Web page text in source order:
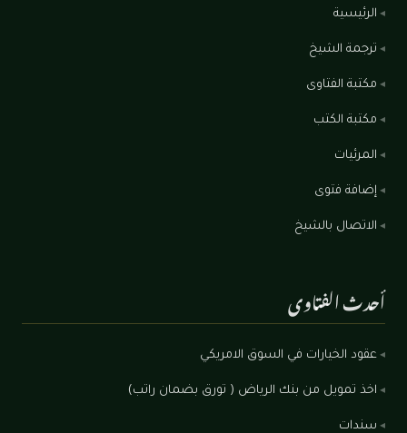
الرئيسية
ترجمة الشيخ
مكتبة الفتاوى
مكتبة الكتب
المرئيات
إضافة فتوى
الاتصال بالشيخ
أحدث الفتاوى
عقود الخيارات في السوق الامريكي
اخذ تمويل من بنك الرياض ( تورق بضمان راتب)
سندات